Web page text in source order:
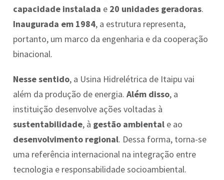
capacidade instalada e 20 unidades geradoras.
Inaugurada em 1984, a estrutura representa,
portanto, um marco da engenharia e da cooperação
binacional.
Nesse sentido, a Usina Hidrelétrica de Itaipu vai
além da produção de energia. Além disso, a
instituição desenvolve ações voltadas à
sustentabilidade, à gestão ambiental e ao
desenvolvimento regional. Dessa forma, torna-se
uma referência internacional na integração entre
tecnologia e responsabilidade socioambiental.